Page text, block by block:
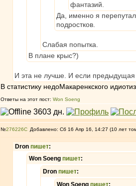
фантазий.
Да, именно я
подростков.
Слабая попытка.
В плане крыс?)
И эта не лучше. И если предыдущая
В статистику недоМакаренкского
Ответы на этот пост: Won Soeng
№276226 Добавлено: Сб 16 Апр 16, 14:27 (10 лет
Dron пишет:
Won Soeng пишет:
Dron пишет:
Won Soeng пишет: